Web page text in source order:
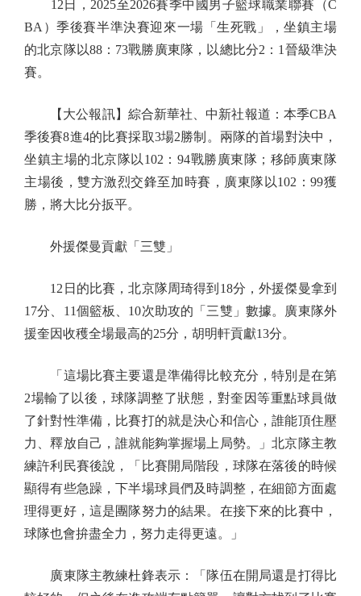
12日，2025至2026賽季中國男子籃球職業聯賽（C
BA）季後賽半準決賽迎來一場「生死戰」，坐鎮主場
的北京隊以88：73戰勝廣東隊，以總比分2：1晉級準決
賽。
【大公報訊】綜合新華社、中新社報道：本季CBA
季後賽8進4的比賽採取3場2勝制。兩隊的首場對決中，
坐鎮主場的北京隊以102：94戰勝廣東隊；移師廣東隊
主場後，雙方激烈交鋒至加時賽，廣東隊以102：99獲
勝，將大比分扳平。
外援傑曼貢獻「三雙」
12日的比賽，北京隊周琦得到18分，外援傑曼拿到
17分、11個籃板、10次助攻的「三雙」數據。廣東隊外
援奎因收穫全場最高的25分，胡明軒貢獻13分。
「這場比賽主要還是準備得比較充分，特別是在第
2場輸了以後，球隊調整了狀態，對奎因等重點球員做
了針對性準備，比賽打的就是決心和信心，誰能頂住壓
力、釋放自己，誰就能夠掌握場上局勢。」北京隊主教
練許利民賽後說，「比賽開局階段，球隊在落後的時候
顯得有些急躁，下半場球員們及時調整，在細節方面處
理得更好，這是團隊努力的結果。在接下來的比賽中，
球隊也會拚盡全力，努力走得更遠。」
廣東隊主教練杜鋒表示：「隊伍在開局還是打得比